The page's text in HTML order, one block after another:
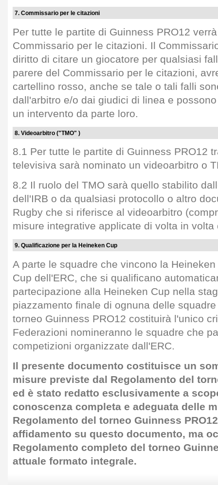
7. Commissario per le citazioni
Per tutte le partite di Guinness PRO12
Commissario per le citazioni. Il
diritto di citare un giocatore per qualsiasi
parere del Commissario per le citazioni,
cartellino rosso, anche se tale o tali falli
dall'arbitro e/o dai giudici di linea e
un intervento da parte loro.
8. Videoarbitro ("TMO" )
8.1 Per tutte le partite di Guinness PRO12
televisiva sarà nominato un videoarbitro o
8.2 Il ruolo del TMO sarà quello stabilito
dell'IRB o da qualsiasi protocollo o altro
Rugby che si riferisce al videoarbitro
misure integrative applicate di volta in volta
9. Qualificazione per la Heineken Cup
A parte le squadre che vincono la
Cup dell'ERC, che si qualificano
partecipazione alla Heineken Cup nella
piazzamento finale di ognuna delle
torneo Guinness PRO12 costituirà l'unico
Federazioni nomineranno le squadre che
competizioni organizzate dall'ERC.
Il presente documento costituisce un
misure previste dal Regolamento del
ed è stato redatto esclusivamente a
conoscenza completa e adeguata delle
Regolamento del torneo Guinness
affidamento su questo documento, ma
Regolamento completo del torneo
attuale formato integrale.